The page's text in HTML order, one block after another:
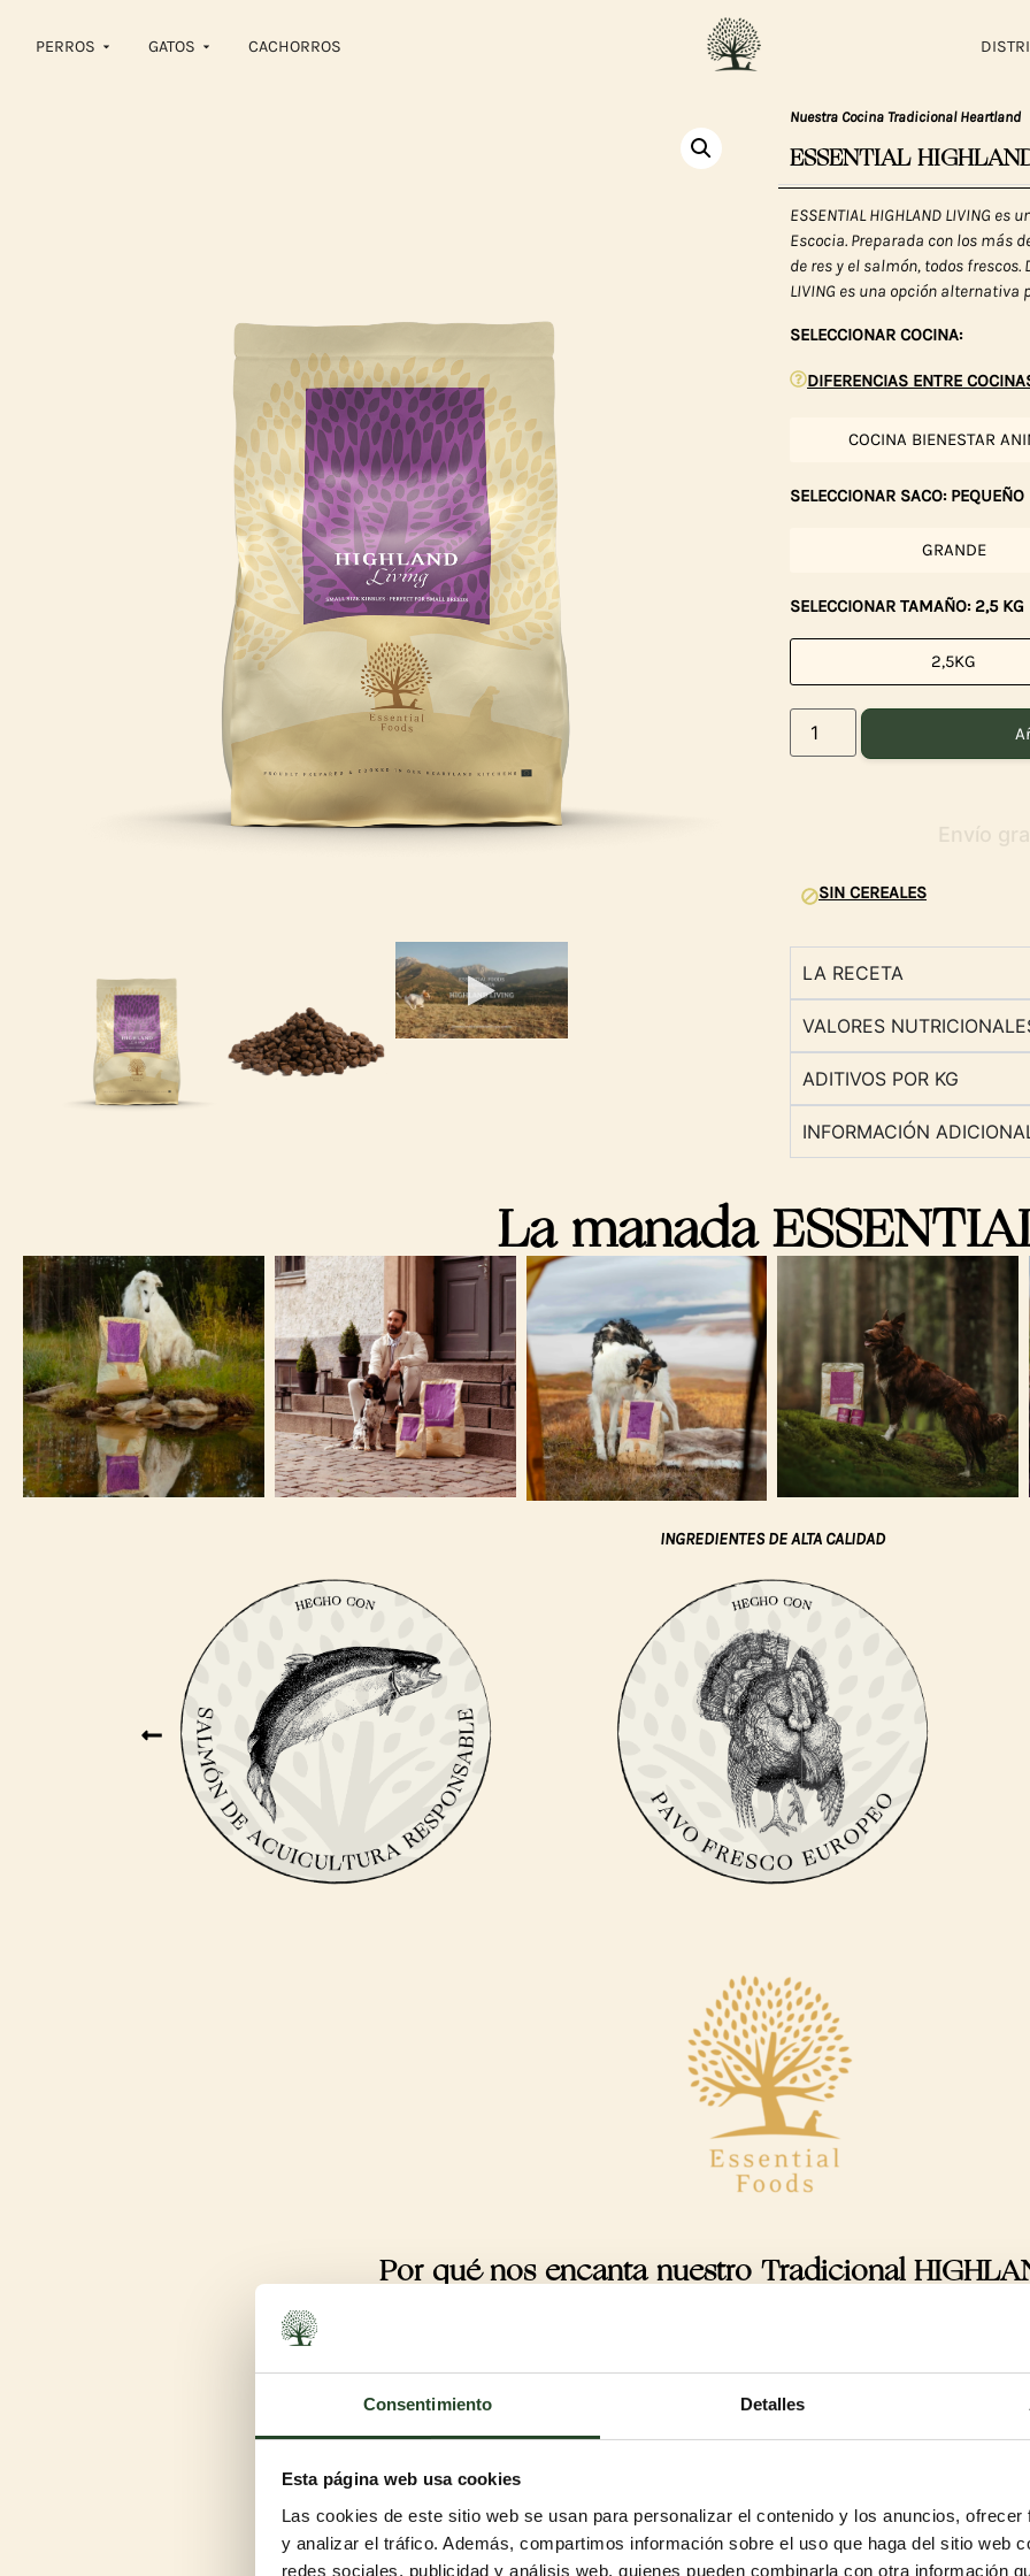
Consentimiento Detalles
Esta página web usa cookies
Las cookies de este sitio web se usan para personalizar el contenido y los anuncios,
y analizar el tráfico. Además, compartimos información sobre el uso que haga del sitio web
redes sociales, publicidad y análisis web, quienes pueden combinarla con otra información
PERROS GATOS CACHORROS
Nuestra Cocina Tradicional Heartland
ESSENTIAL
ESSENTIAL HIGHLAND LIVING
Escocia. Preparada con los más
de res y el salmón, todos frescos.
LIVING es una opción alternativa
SELECCIONAR COCINA:
DIFERENCIAS ENTRE
COCINA BIENESTAR
SELECCIONAR SACO: PEQUEÑO
GRANDE
SELECCIONAR TAMAÑO: 2,5 KG
2,5KG
SIN CEREALES
LA RECETA
VALORES
ADITIVOS POR KG
INFORMACIÓN
La manada
INGREDIENTES DE ALTA CALIDAD
Por qué nos encanta nuestro Tradicional
Para perros adultos de todas las razas
Un saco de croquetas realmente sabrosas. Perfecto cuando quieres darle a tu perro un
cambio delicioso, con fuentes de proteínas variadas y experiencias de sabor emocionantes